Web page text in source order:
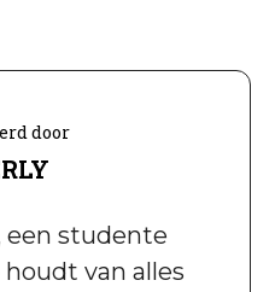
door
een studente
van alles